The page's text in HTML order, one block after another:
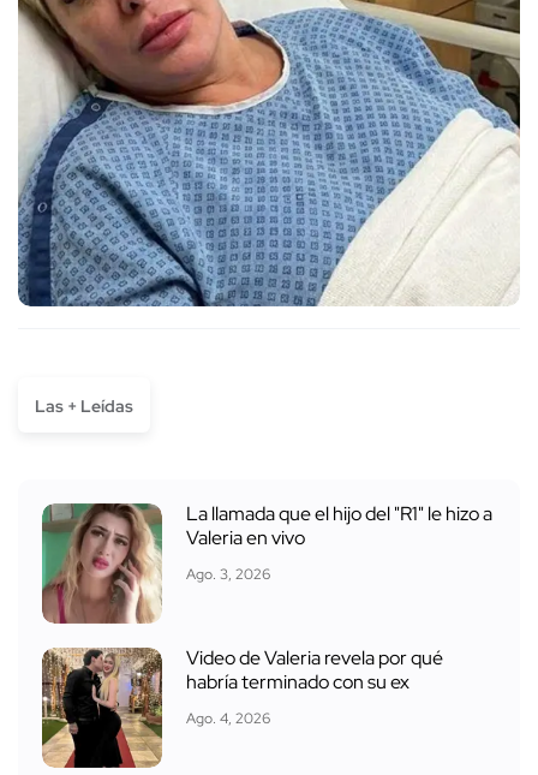
Las + Leídas
La llamada que el hijo del "R1" le hizo a
Valeria en vivo
Ago. 3, 2026
Video de Valeria revela por qué
habría terminado con su ex
Ago. 4, 2026